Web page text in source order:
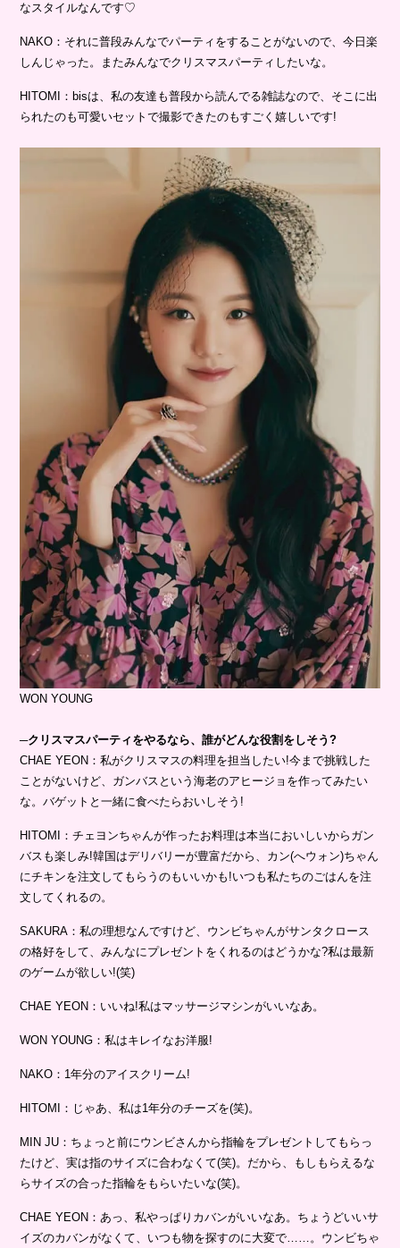
なスタイルなんです♡
NAKO：それに普段みんなでパーティをすることがないので、今日楽
しんじゃった。またみんなでクリスマスパーティしたいな。
HITOMI：bisは、私の友達も普段から読んでる雑誌なので、そこに出
られたのも可愛いセットで撮影できたのもすごく嬉しいです!
WON YOUNG
─クリスマスパーティをやるなら、誰がどんな役割をしそう?
CHAE YEON：私がクリスマスの料理を担当したい!今まで挑戦した
ことがないけど、ガンバスという海老のアヒージョを作ってみたい
な。バゲットと一緒に食べたらおいしそう!
HITOMI：チェヨンちゃんが作ったお料理は本当においしいからガン
バスも楽しみ!韓国はデリバリーが豊富だから、カン(へウォン)ちゃん
にチキンを注文してもらうのもいいかも!いつも私たちのごはんを注
文してくれるの。
SAKURA：私の理想なんですけど、ウンビちゃんがサンタクロース
の格好をして、みんなにプレゼントをくれるのはどうかな?私は最新
のゲームが欲しい!(笑)
CHAE YEON：いいね!私はマッサージマシンがいいなあ。
WON YOUNG：私はキレイなお洋服!
NAKO：1年分のアイスクリーム!
HITOMI：じゃあ、私は1年分のチーズを(笑)。
MIN JU：ちょっと前にウンビさんから指輪をプレゼントしてもらっ
たけど、実は指のサイズに合わなくて(笑)。だから、もしもらえるな
らサイズの合った指輪をもらいたいな(笑)。
CHAE YEON：あっ、私やっぱりカバンがいいなあ。ちょうどいいサ
イズのカバンがなくて、いつも物を探すのに大変で……。ウンビちゃ